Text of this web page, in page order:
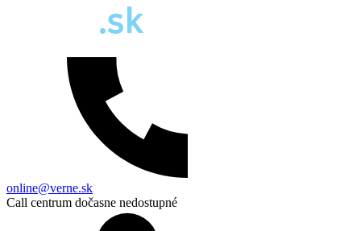
online@verne.sk
Call centrum dočasne nedostupné